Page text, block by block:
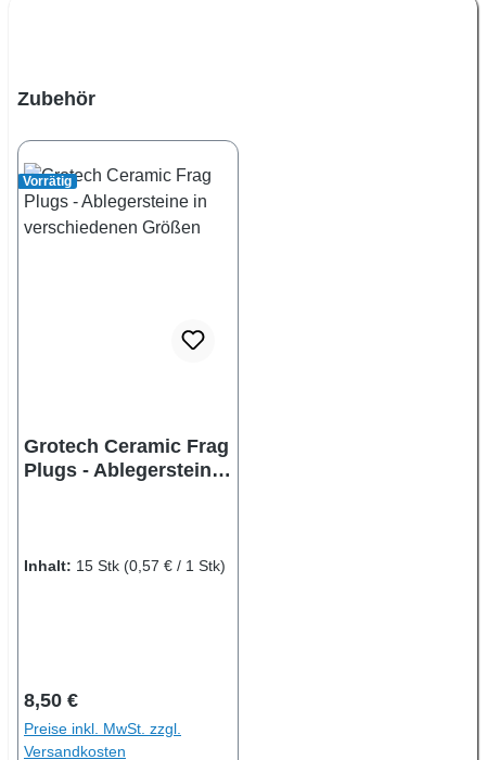
Produktgalerie überspringen
Zubehör
Vorrätig
Grotech Ceramic Frag
Plugs - Ablegersteine
Inhalt: 15 Stk (0,57 € / 1 Stk)
Regulärer Preis:
8,50 €
Preise inkl. MwSt. zzgl.
Versandkosten